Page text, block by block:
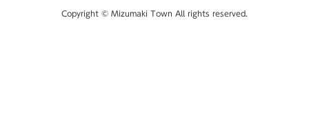
Copyright © Mizumaki Town All rights reserved.